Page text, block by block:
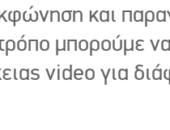
και
μπορούμε
video για